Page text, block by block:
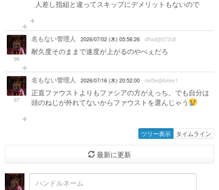
人差し指組と違ってスキップにデメリットもないので
96
名もない管理人 2026/07/02 (木) 05:56:26 dffad@072c8
耐久度そのままで速度が上がるのやべぇだろ
97
名もない管理人 2026/07/16 (木) 20:52:00 def5e@b4ee1
正直ファウストよりもファシアの方がえっち。でも自分は
頭のねじが外れてないからファウストを選んじゃう
ツリー表示 タイムライン
最新に更新